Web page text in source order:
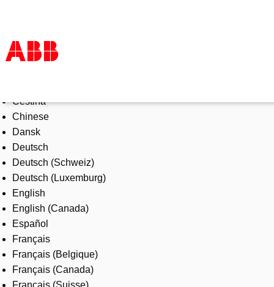
Products & Solutions
Industries
Services
About us
Where to buy
Contact us
Careers
Čeština
Chinese
Dansk
Deutsch
Deutsch (Schweiz)
Deutsch (Luxemburg)
English
English (Canada)
Español
Français
Français (Belgique)
Français (Canada)
Français (Suisse)